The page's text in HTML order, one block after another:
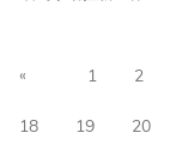
1 2
18 19 20